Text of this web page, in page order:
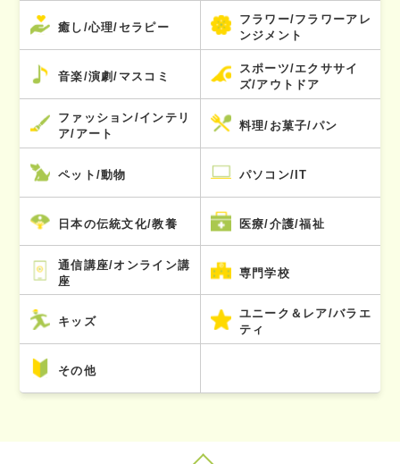
癒し/心理/セラピー
フラワー/フラワーアレ
ンジメント
音楽/演劇/マスコミ
スポーツ/エクササイ
ズ/アウトドア
ファッション/インテリ
ア/アート
料理/お菓子/パン
ペット/動物 パソコン/IT
日本の伝統文化/教養 医療/介護/福祉
通信講座/オンライン講
座
専門学校
キッズ
ユニーク＆レア/バラエ
ティ
その他